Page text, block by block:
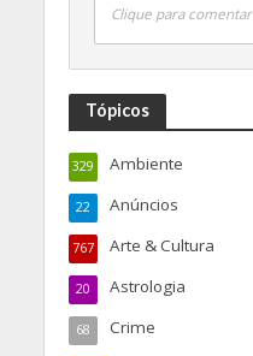
Clique para comentar
Tópicos
Ambiente
329
Anúncios
22
Arte & Cultura
767
Astrologia
20
Crime
68